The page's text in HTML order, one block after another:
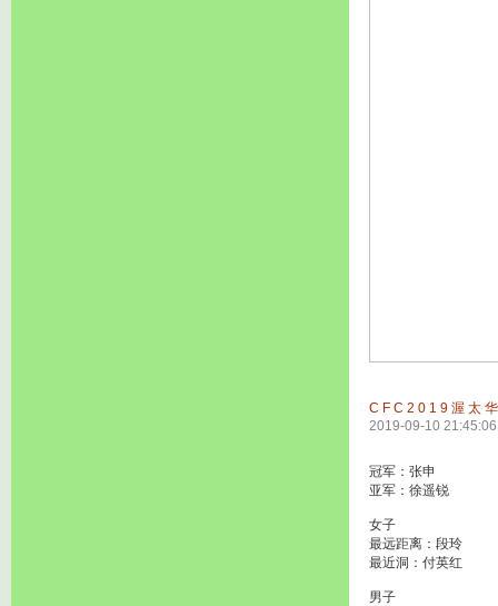
CFC2019渥太
2019-09-10 21:45:06
冠军：张申
亚军：徐遥锐
女子
最远距离：段玲
最近洞：付英红
男子